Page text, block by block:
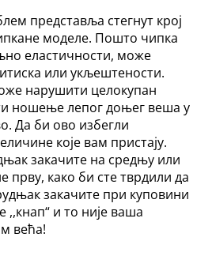
представља стегнут крој
моделе. Пошто чипка
еластичности, може
или укљештености.
нарушити целокупан
ношење лепог доњег веша у
Да би ово избегли
које вам пристају.
закачите на средњу или
прву, како би сте тврдили да
закачите при куповини
,,кнап“ и то није ваша
већа!